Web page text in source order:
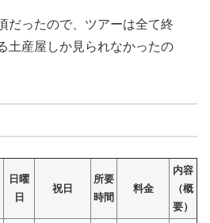
だったので、ツアーは全て終
土産屋しか見られなかったの
日曜
日
祝日
所要
時間
料金
内容
（概
要）